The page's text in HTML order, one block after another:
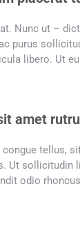
Nunc ut –
purus
libero. Ut
amet
tellus,
Ut sollicitudin
odio